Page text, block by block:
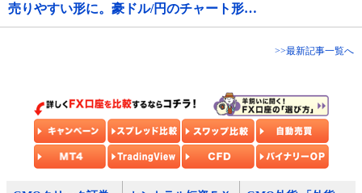
売りやすい形に。豪ドル/円のチャート形…
>>最新記事一覧へ